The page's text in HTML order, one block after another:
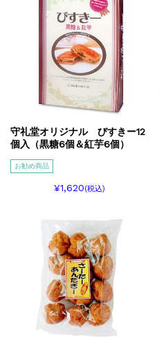
守礼堂オリジナル びすきー12
個入（黒糖6個＆紅芋6個）
お勧め商品
¥1,620(税込)